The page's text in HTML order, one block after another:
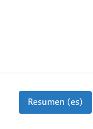
Resumen (es)